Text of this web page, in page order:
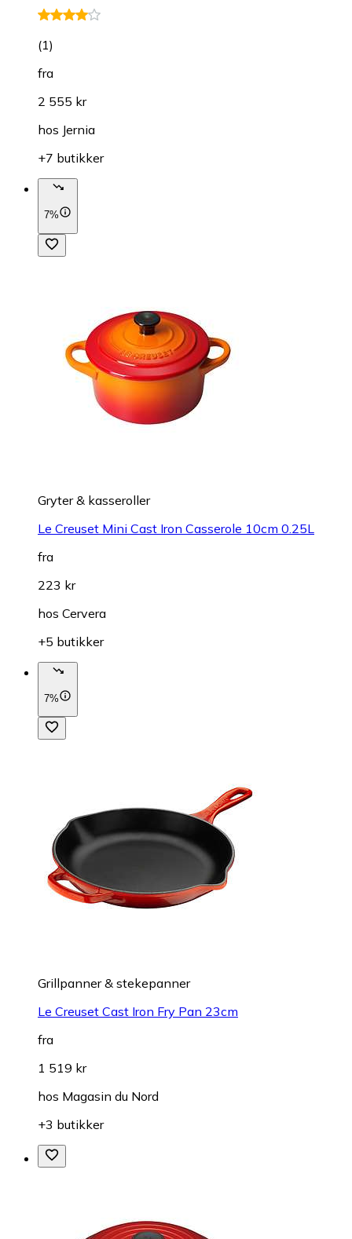
(1)
fra
2 555 kr
hos Jernia
+7 butikker
7%
Gryter & kasseroller
Le Creuset Mini Cast Iron Casserole 10cm 0.25L
fra
223 kr
hos Cervera
+5 butikker
7%
Grillpanner & stekepanner
Le Creuset Cast Iron Fry Pan 23cm
fra
1 519 kr
hos Magasin du Nord
+3 butikker